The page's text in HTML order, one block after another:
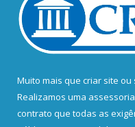
Muito mais que criar site ou
Realizamos uma assessoria
contrato que todas as